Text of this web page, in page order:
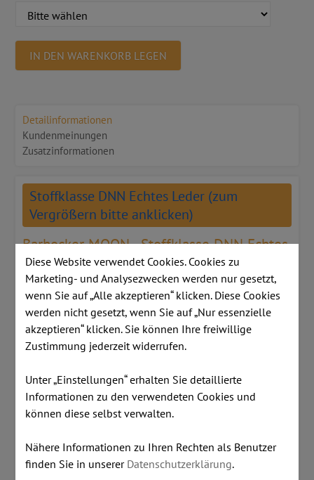
IN DEN WARENKORB LEGEN
Detailinformationen
Kundenmeinungen
Zusatzinformationen
Stoffklasse DNN Echtes Leder (zum
Vergrößern bitte anklicken)
Barhocker MOON - Stoffklasse DNN Echtes
Leder
Hochstühle mit leichter,
minimalistischer Silhouette
Konferenz- und Arbeitsstühle ist eine leichte,
minimalistische Silhouette. Aufgrund dieses
moderne Büroeinrichtungen ein, wo sie nicht
dominieren, sondern zum stilvollen Akzent der
Diese Website verwendet Cookies. Cookies zu
Marketing- und Analysezwecken werden nur gesetzt,
wenn Sie auf „Alle akzeptieren“ klicken. Diese Cookies
werden nicht gesetzt, wenn Sie auf „Nur essenzielle
akzeptieren“ klicken. Sie können Ihre freiwillige
Zustimmung jederzeit widerrufen.
Unter „Einstellungen“ erhalten Sie detaillierte
Informationen zu den verwendeten Cookies und
können diese selbst verwalten.
Nähere Informationen zu Ihren Rechten als Benutzer
finden Sie in unserer Datenschutzerklärung.